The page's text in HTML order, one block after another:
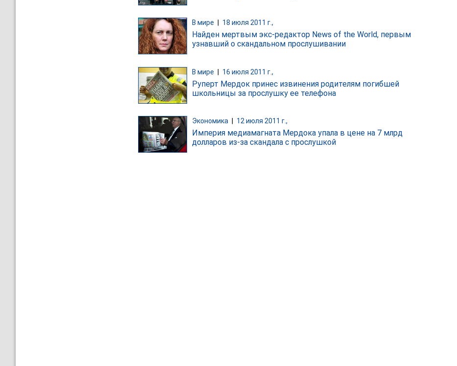
В мире 18 июля 2011 г.,
Найден мертвым экс-редактор News of the World, первым
узнавший о скандальном прослушивании
В мире | 16 июля 2011 г.,
Руперт Мердок принес извинения родителям погибшей
школьницы за прослушку ее телефона
Экономика 12 июля 2011 г.,
Империя медиамагната Мердока упала в цене на 7 млрд
долларов из-за скандала с прослушкой